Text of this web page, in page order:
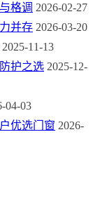
格调 2026-02-27
并存 2026-03-20
2025-11-13
护之选 2025-12-
04-03
优选门窗 2026-